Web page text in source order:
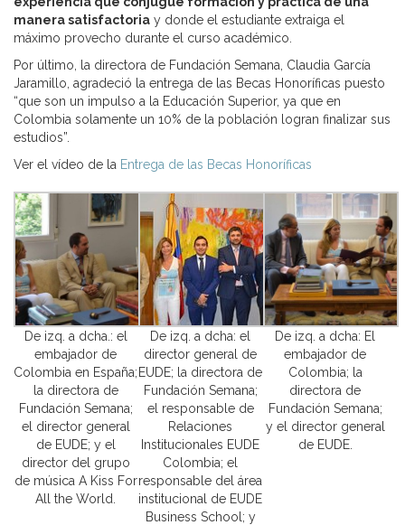
manera satisfactoria y donde el estudiante extraiga el
máximo provecho durante el curso académico.
Por último, la directora de Fundación Semana, Claudia García
Jaramillo, agradeció la entrega de las Becas Honoríficas puesto
“que son un impulso a la Educación Superior, ya que en
Colombia solamente un 10% de la población logran finalizar sus
estudios”.
Ver el vídeo de la Entrega de las Becas Honoríficas
De izq. a dcha.: el
embajador de
Colombia en España;
la directora de
Fundación Semana;
el director general
de EUDE; y el
director del grupo
de música A Kiss For
All the World.
De izq. a dcha: el
director general de
EUDE; la directora de
Fundación Semana;
el responsable de
Relaciones
Institucionales EUDE
Colombia; el
responsable del área
institucional de EUDE
Business School; y
De izq. a dcha: El
embajador de
Colombia; la
directora de
Fundación Semana;
y el director general
de EUDE.